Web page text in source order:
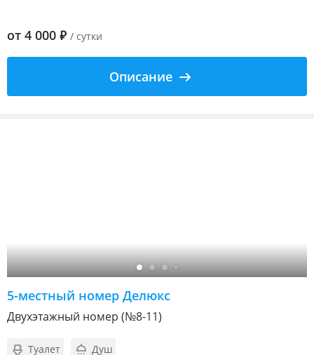
от 4 000 ₽ / сутки
Описание
5-местный номер Делюкс
Двухэтажный номер (№8-11)
Туалет Душ